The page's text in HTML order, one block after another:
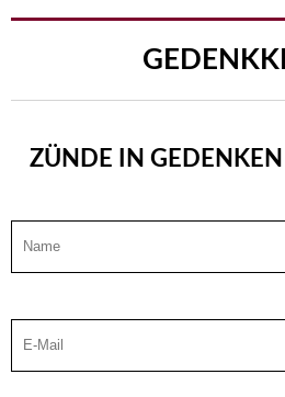
ZÜNDE IN GEDENKEN